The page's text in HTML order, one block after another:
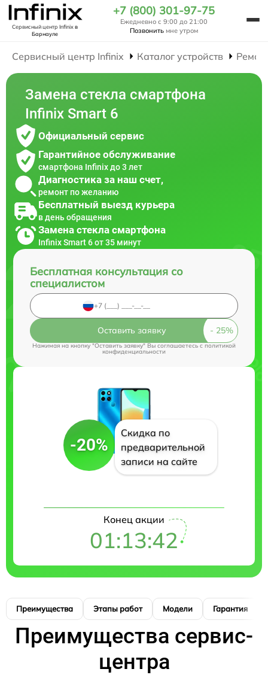
Сервисный центр Infinixв
Барнауле
+7 (800) 301-97-75
Ежедневно с 9:00 до 21:00
Позвонить мне утром
Сервисный центр Infinix Каталог устройств
Замена стекла смартфона
Infinix Smart 6
Официальный сервис
Гарантийное обслуживание
смартфона Infinix до 3 лет
Диагностика за наш счет,
ремонт по желанию
Бесплатный выезд курьера
в день обращения
Замена стекла смартфона
Infinix Smart 6 от 35 минут
Бесплатная консультация со
специалистом
Оставить заявку
Нажимая на кнопку "Оставить заявку" Вы соглашаетесь cполитикой
конфиденциальности
-20%
Скидка по
предварительной
записи на сайте
Конец акции
01:13:41
Преимущества Этапы работ Модели Гарантия
Преимущества сервис-
центра